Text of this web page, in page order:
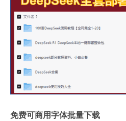
免费可商用字体批量下载